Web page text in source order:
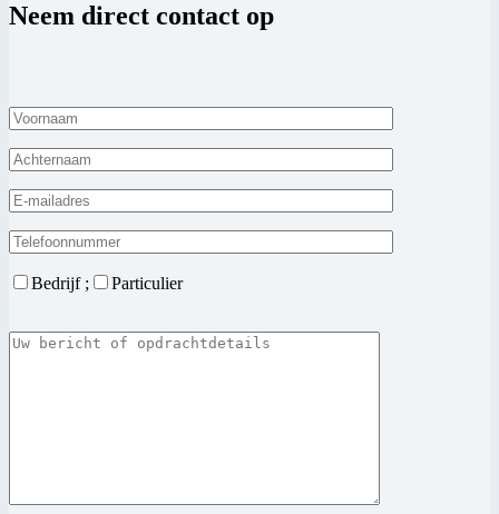
Neem direct contact op
Bedrijf ; Particulier